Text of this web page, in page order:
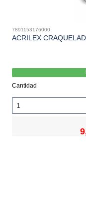
7891153176000
ACRILEX
Cantidad